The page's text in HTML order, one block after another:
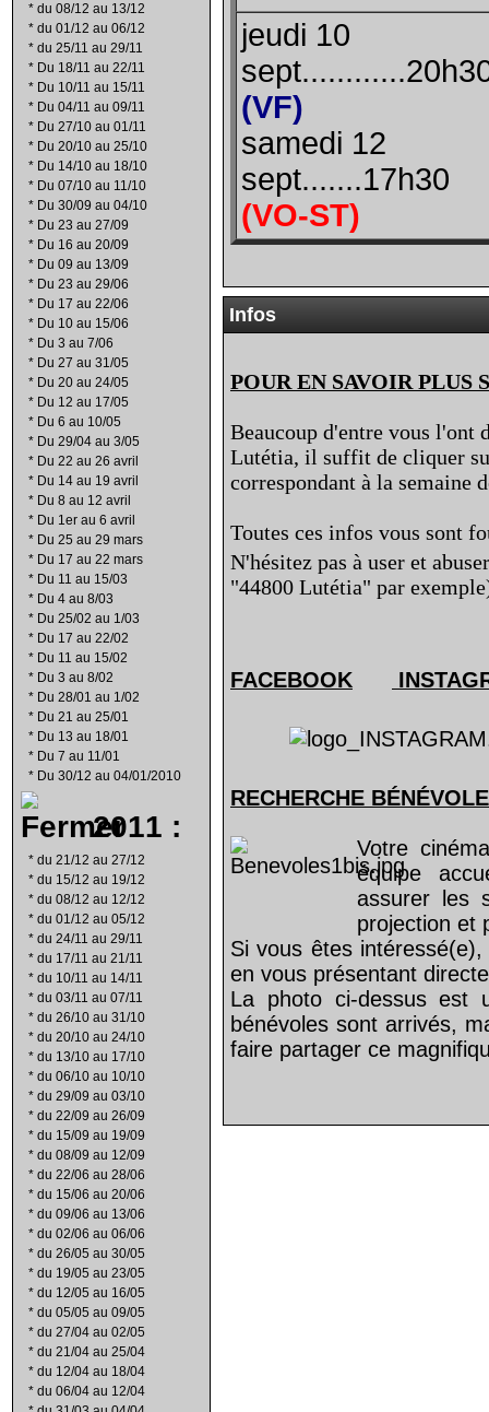
* du 08/12 au 13/12
* du 01/12 au 06/12
* du 25/11 au 29/11
* Du 18/11 au 22/11
* Du 10/11 au 15/11
* Du 04/11 au 09/11
* Du 27/10 au 01/11
* Du 20/10 au 25/10
* Du 14/10 au 18/10
* Du 07/10 au 11/10
* Du 30/09 au 04/10
* Du 23 au 27/09
* Du 16 au 20/09
* Du 09 au 13/09
* Du 23 au 29/06
* Du 17 au 22/06
* Du 10 au 15/06
* Du 3 au 7/06
* Du 27 au 31/05
* Du 20 au 24/05
* Du 12 au 17/05
* Du 6 au 10/05
* Du 29/04 au 3/05
* Du 22 au 26 avril
* Du 14 au 19 avril
* Du 8 au 12 avril
* Du 1er au 6 avril
* Du 25 au 29 mars
* Du 17 au 22 mars
* Du 11 au 15/03
* Du 4 au 8/03
* Du 25/02 au 1/03
* Du 17 au 22/02
* Du 11 au 15/02
* Du 3 au 8/02
* Du 28/01 au 1/02
* Du 21 au 25/01
* Du 13 au 18/01
* Du 7 au 11/01
* Du 30/12 au 04/01/2010
2011 :
* du 21/12 au 27/12
* du 15/12 au 19/12
* du 08/12 au 12/12
* du 01/12 au 05/12
* du 24/11 au 29/11
* du 17/11 au 21/11
* du 10/11 au 14/11
* du 03/11 au 07/11
* du 26/10 au 31/10
* du 20/10 au 24/10
* du 13/10 au 17/10
* du 06/10 au 10/10
* du 29/09 au 03/10
* du 22/09 au 26/09
* du 15/09 au 19/09
* du 08/09 au 12/09
* du 22/06 au 28/06
* du 15/06 au 20/06
* du 09/06 au 13/06
* du 02/06 au 06/06
* du 26/05 au 30/05
* du 19/05 au 23/05
* du 12/05 au 16/05
* du 05/05 au 09/05
* du 27/04 au 02/05
* du 21/04 au 25/04
* du 12/04 au 18/04
* du 06/04 au 12/04
jeudi 10
(VF)
samedi 12
sept.......17h30
(VO-ST)
Infos
POUR EN SAVOIR PLUS
Beaucoup d'entre vous l'ont
Lutétia, il suffit de cliquer
correspondant à la semaine
Toutes ces infos vous sont
N'hésitez pas à user et
"44800 Lutétia" par
FACEBOOK
RECHERCHE BÉNÉ
Votre
équipe
assurer les
projection et
Si vous êtes
en vous présentant
La photo ci-dessus est
bénévoles sont arrivés,
faire partager ce